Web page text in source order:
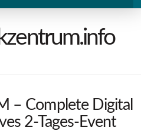
– Complete Digital
2-Tages-Event